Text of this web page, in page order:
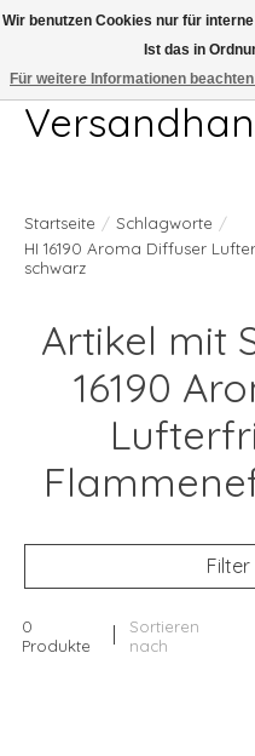
Telefon 04407 715872 MO-DO 7.00-
Startseite / Schlagworte /
HI 16190 Aroma Diffuser
schwarz
Artikel mit
16190
0
Produkte
Sortieren
nach
Wir benutzen Cookies nur für
Ist das in
Für weitere Informationen